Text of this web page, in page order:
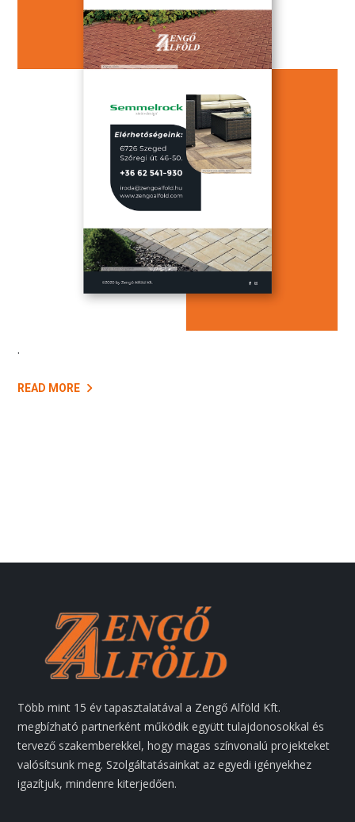
.
READ MORE
Több mint 15 év tapasztalatával a Zengő Alföld Kft.
megbízható partnerként működik együtt tulajdonosokkal és
tervező szakemberekkel, hogy magas színvonalú projekteket
valósítsunk meg. Szolgáltatásainkat az egyedi igényekhez
igazítjuk, mindenre kiterjedően.